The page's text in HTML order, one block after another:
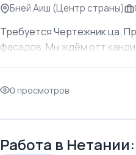
Бней Аиш (Центр страны)
Требуется Чертежник ца.
фасадов. Мы ждём отт
0 просмотров
Работа в